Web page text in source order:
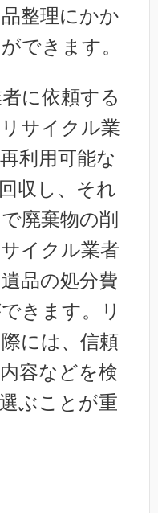
整理にかか
できます。
に依頼する
サイクル業
利用可能な
収し、それ
廃棄物の削
イクル業者
品の処分費
きます。リ
には、信頼
容などを検
ぶことが重